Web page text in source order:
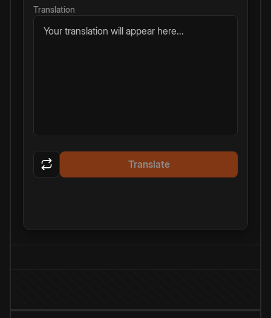
Translation
Your translation will appear here...
Translate